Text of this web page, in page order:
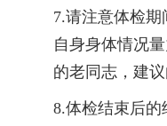
7.请注意体检期
自身身体情况
的老同志，建议
8.体检结束后